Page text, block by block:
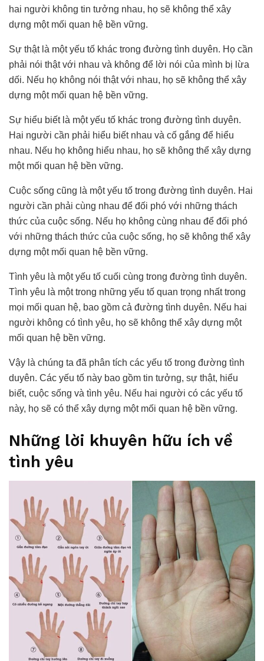
hai người không tin tưởng nhau, họ sẽ không thể xây
dựng một mối quan hệ bền vững.
Sự thật là một yếu tố khác trong đường tình duyên. Họ cần
phải nói thật với nhau và không để lời nói của mình bị lừa
dối. Nếu họ không nói thật với nhau, họ sẽ không thể xây
dựng một mối quan hệ bền vững.
Sự hiểu biết là một yếu tố khác trong đường tình duyên.
Hai người cần phải hiểu biết nhau và cố gắng để hiểu
nhau. Nếu họ không hiểu nhau, họ sẽ không thể xây dựng
một mối quan hệ bền vững.
Cuộc sống cũng là một yếu tố trong đường tình duyên. Hai
người cần phải cùng nhau để đối phó với những thách
thức của cuộc sống. Nếu họ không cùng nhau để đối phó
với những thách thức của cuộc sống, họ sẽ không thể xây
dựng một mối quan hệ bền vững.
Tình yêu là một yếu tố cuối cùng trong đường tình duyên.
Tình yêu là một trong những yếu tố quan trọng nhất trong
mọi mối quan hệ, bao gồm cả đường tình duyên. Nếu hai
người không có tình yêu, họ sẽ không thể xây dựng một
mối quan hệ bền vững.
Vậy là chúng ta đã phân tích các yếu tố trong đường tình
duyên. Các yếu tố này bao gồm tin tưởng, sự thật, hiểu
biết, cuộc sống và tình yêu. Nếu hai người có các yếu tố
này, họ sẽ có thể xây dựng một mối quan hệ bền vững.
Những lời khuyên hữu ích về
tình yêu